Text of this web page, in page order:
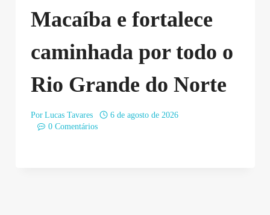
Macaíba e fortalece
caminhada por todo o
Rio Grande do Norte
Por Lucas Tavares
6 de agosto de 2026
0 Comentários